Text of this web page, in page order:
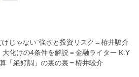
じゃない”強さと投資リスク＝栫井駿介
化けの4条件を解説＝金融ライター K.Y
「絶好調」の裏の裏＝栫井駿介